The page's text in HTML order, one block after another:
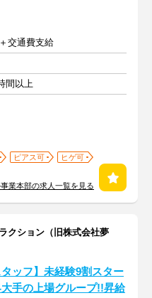
交通費支給
間以上
ピアス可
ヒゲ可
業本部の求人一覧を見る
クション（旧株式会社夢
タッフ】未経験9割スター
手の上場グループ!!昇給